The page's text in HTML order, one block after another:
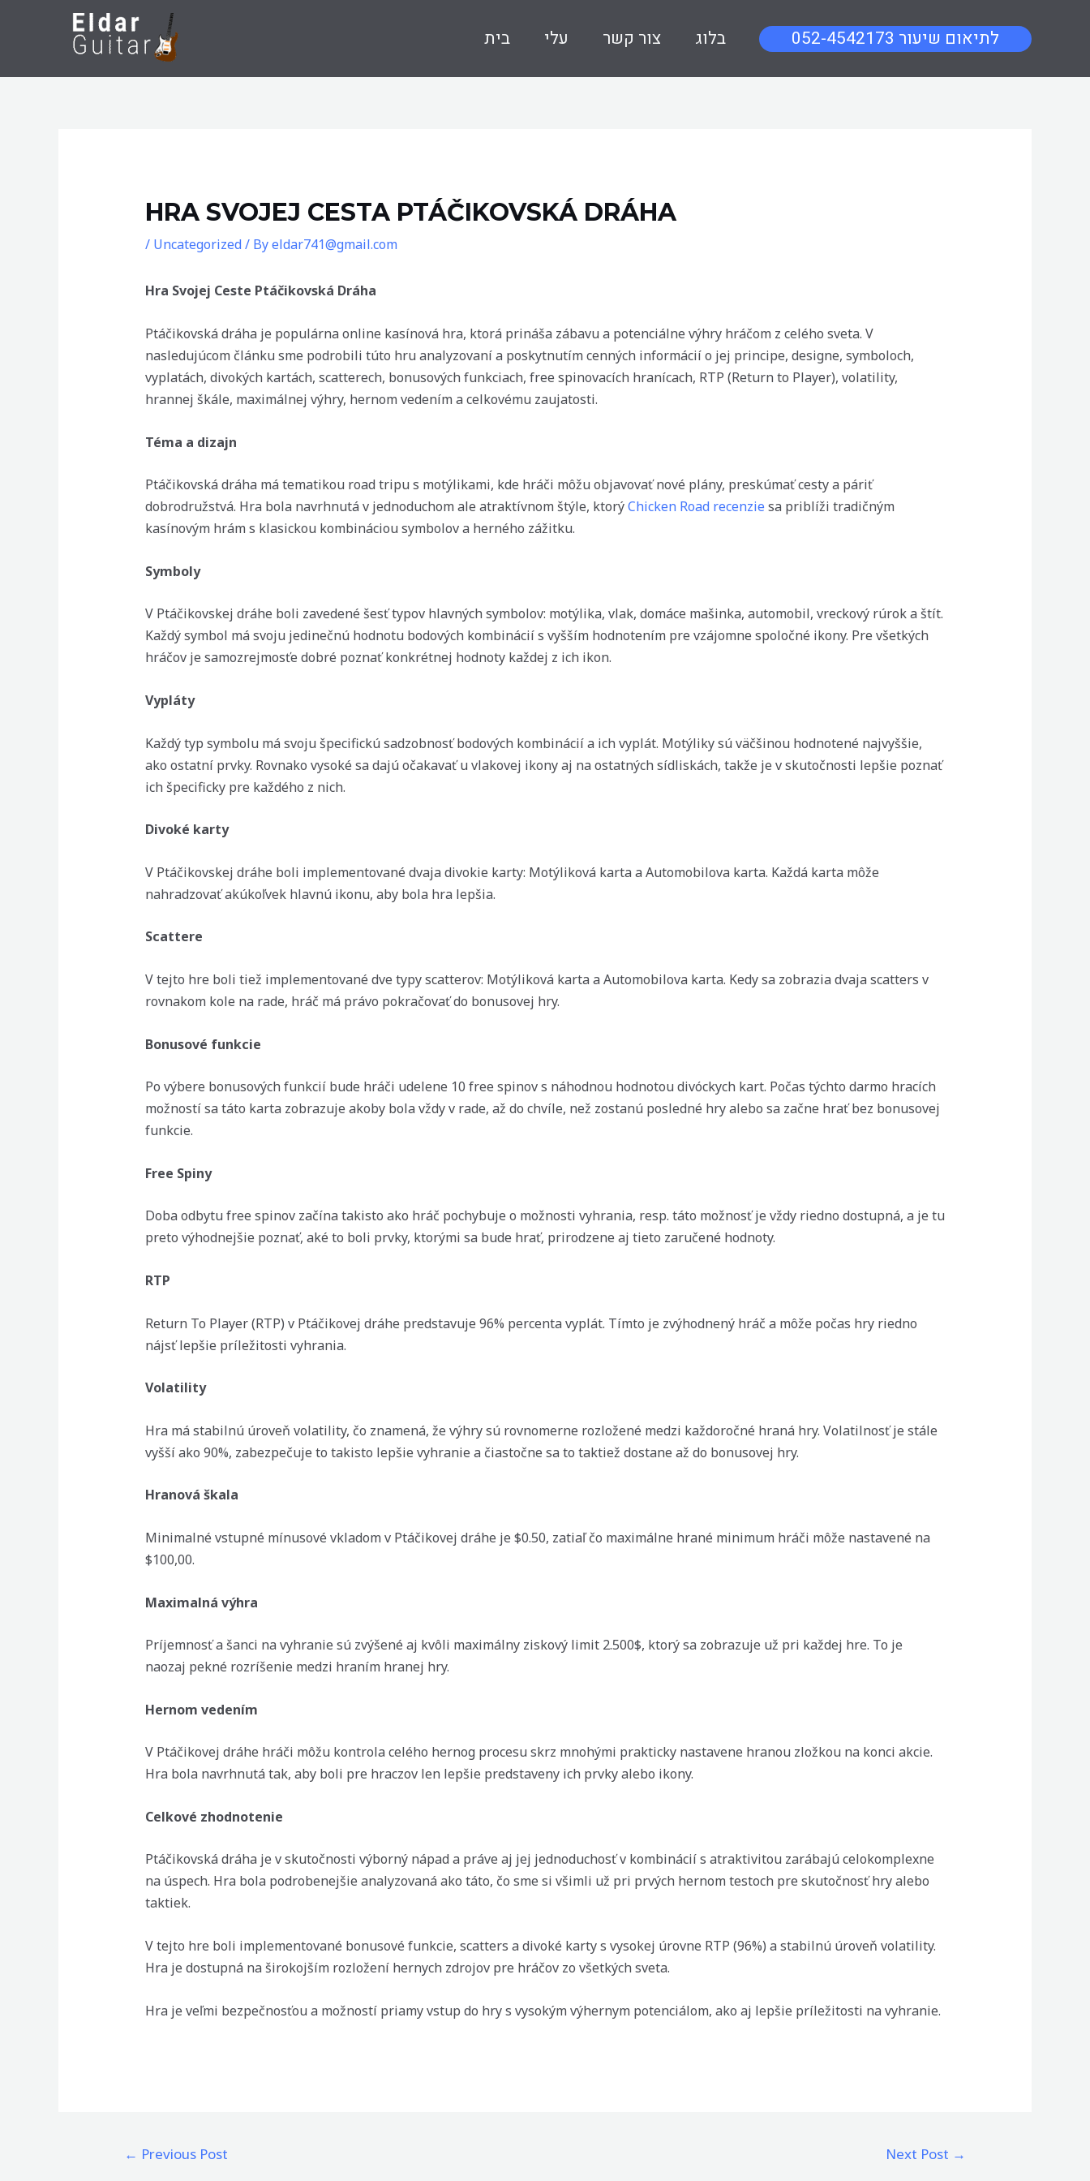
בית עלי צור קשר בלוג 052-4542173 לתיאום שיעור
HRA SVOJEJ CESTA PTÁČIKOVSKÁ DRÁHA
/ Uncategorized/ Byeldar741@gmail.com
Hra Svojej Ceste Ptáčikovská Dráha
Ptáčikovská dráha je populárna online kasínová hra, ktorá prináša zábavu a potenciálne výhry hráčom z celého sveta. V
nasledujúcom článku sme podrobili túto hru analyzovaní a poskytnutím cenných informácií o jej principe, designe, symboloch,
vyplatách, divokých kartách, scatterech, bonusových funkciach, free spinovacích hranícach, RTP (Return to Player), volatility,
hrannej škále, maximálnej výhry, hernom vedením a celkovému zaujatosti.
Téma a dizajn
Ptáčikovská dráha má tematikou road tripu s motýlikami, kde hráči môžu objavovať nové plány, preskúmať cesty a páriť
dobrodružstvá. Hra bola navrhnutá v jednoduchom ale atraktívnom štýle, ktorýChicken Road recenzie sa priblíži tradičným
kasínovým hrám s klasickou kombináciou symbolov a herného zážitku.
Symboly
V Ptáčikovskej dráhe boli zavedené šesť typov hlavných symbolov: motýlika, vlak, domáce mašinka, automobil, vreckový rúrok a štít.
Každý symbol má svoju jedinečnú hodnotu bodových kombinácií s vyšším hodnotením pre vzájomne spoločné ikony. Pre všetkých
hráčov je samozrejmosťe dobré poznať konkrétnej hodnoty každej z ich ikon.
Vypláty
Každý typ symbolu má svoju špecifickú sadzobnosť bodových kombinácií a ich vyplát. Motýliky sú väčšinou hodnotené najvyššie,
ako ostatní prvky. Rovnako vysoké sa dajú očakavať u vlakovej ikony aj na ostatných sídliskách, takže je v skutočnosti lepšie poznať
ich špecificky pre každého z nich.
Divoké karty
V Ptáčikovskej dráhe boli implementované dvaja divokie karty: Motýliková karta a Automobilova karta. Každá karta môže
nahradzovať akúkoľvek hlavnú ikonu, aby bola hra lepšia.
Scattere
V tejto hre boli tiež implementované dve typy scatterov: Motýliková karta a Automobilova karta. Kedy sa zobrazia dvaja scatters v
rovnakom kole na rade, hráč má právo pokračovať do bonusovej hry.
Bonusové funkcie
Po výbere bonusových funkcií bude hráči udelene 10 free spinov s náhodnou hodnotou divóckych kart. Počas týchto darmo hracích
možností sa táto karta zobrazuje akoby bola vždy v rade, až do chvíle, než zostanú posledné hry alebo sa začne hrať bez bonusovej
funkcie.
Free Spiny
Doba odbytu free spinov začína takisto ako hráč pochybuje o možnosti vyhrania, resp. táto možnosť je vždy riedno dostupná, a je tu
preto výhodnejšie poznať, aké to boli prvky, ktorými sa bude hrať, prirodzene aj tieto zaručené hodnoty.
RTP
Return To Player (RTP) v Ptáčikovej dráhe predstavuje 96% percenta vyplát. Tímto je zvýhodnený hráč a môže počas hry riedno
nájsť lepšie príležitosti vyhrania.
Volatility
Hra má stabilnú úroveň volatility, čo znamená, že výhry sú rovnomerne rozložené medzi každoročné hraná hry. Volatilnosť je stále
vyšší ako 90%, zabezpečuje to takisto lepšie vyhranie a čiastočne sa to taktiež dostane až do bonusovej hry.
Hranová škala
Minimalné vstupné mínusové vkladom v Ptáčikovej dráhe je $0.50, zatiaľ čo maximálne hrané minimum hráči môže nastavené na
$100,00.
Maximalná výhra
Príjemnosť a šanci na vyhranie sú zvýšené aj kvôli maximálny ziskový limit 2.500$, ktorý sa zobrazuje už pri každej hre. To je
naozaj pekné rozríšenie medzi hraním hranej hry.
Hernom vedením
V Ptáčikovej dráhe hráči môžu kontrola celého hernog procesu skrz mnohými prakticky nastavene hranou zložkou na konci akcie.
Hra bola navrhnutá tak, aby boli pre hraczov len lepšie predstaveny ich prvky alebo ikony.
Celkové zhodnotenie
Ptáčikovská dráha je v skutočnosti výborný nápad a práve aj jej jednoduchosť v kombinácií s atraktivitou zarábajú celokomplexne
na úspech. Hra bola podrobenejšie analyzovaná ako táto, čo sme si všimli už pri prvých hernom testoch pre skutočnosť hry alebo
taktiek.
V tejto hre boli implementované bonusové funkcie, scatters a divoké karty s vysokej úrovne RTP (96%) a stabilnú úroveň volatility.
Hra je dostupná na širokojším rozložení hernych zdrojov pre hráčov zo všetkých sveta.
Hra je veľmi bezpečnosťou a možností priamy vstup do hry s vysokým výhernym potenciálom, ako aj lepšie príležitosti na vyhranie.
← Previous Post Next Post →